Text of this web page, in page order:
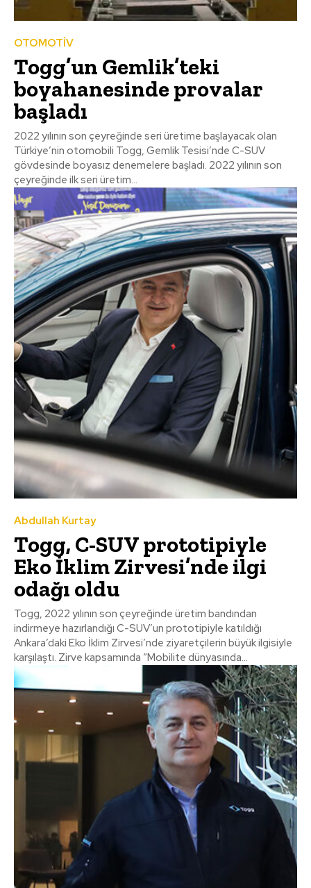
OTOMOTİV
Togg’un Gemlik’teki
boyahanesinde provalar
başladı
2022 yılının son çeyreğinde seri üretime başlayacak olan
Türkiye’nin otomobili Togg, Gemlik Tesisi’nde C-SUV
gövdesinde boyasız denemelere başladı. 2022 yılının son
çeyreğinde ilk seri üretim...
Abdullah Kurtay
Togg, C-SUV prototipiyle
Eko İklim Zirvesi’nde ilgi
odağı oldu
Togg, 2022 yılının son çeyreğinde üretim bandından
indirmeye hazırlandığı C-SUV’un prototipiyle katıldığı
Ankara’daki Eko İklim Zirvesi’nde ziyaretçilerin büyük ilgisiyle
karşılaştı. Zirve kapsamında “Mobilite dünyasında...